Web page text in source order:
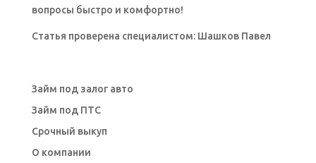
вопросы быстро и комфортно!
Статья проверена специалистом: Шашков Павел
Займ под залог авто
Займ под ПТС
Срочный выкуп
О компании